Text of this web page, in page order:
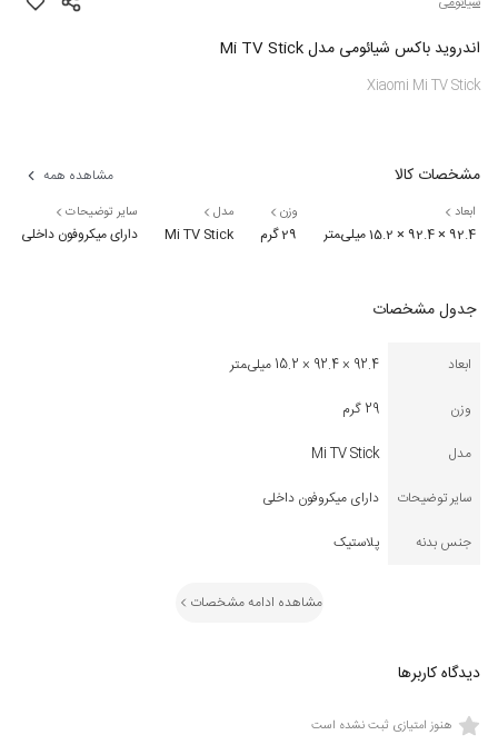
اندروید باکس شیائومی مدل Mi TV Stick
Xiaomi Mi TV Stick
مشخصات کالا مشاهده همه
ابعاد
92.4 × 92.4 × 15.2 میلی‌‍متر
وزن
29 گرم
مدل
Mi TV Stick
سایر توضیحات
دارای میکروفون داخلی
جدول مشخصات
ابعاد
92.4 × 92.4 × 15.2 میلی‌‍متر
وزن
29 گرم
مدل
Mi TV Stick
سایر توضیحات
دارای میکروفون داخلی
جنس بدنه
پلاستیک
مشاهده ادامه مشخصات
دیدگاه کاربرها
هنوز امتیازی ثبت نشده است